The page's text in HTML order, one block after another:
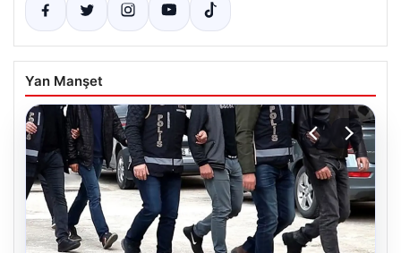
Yan Manşet